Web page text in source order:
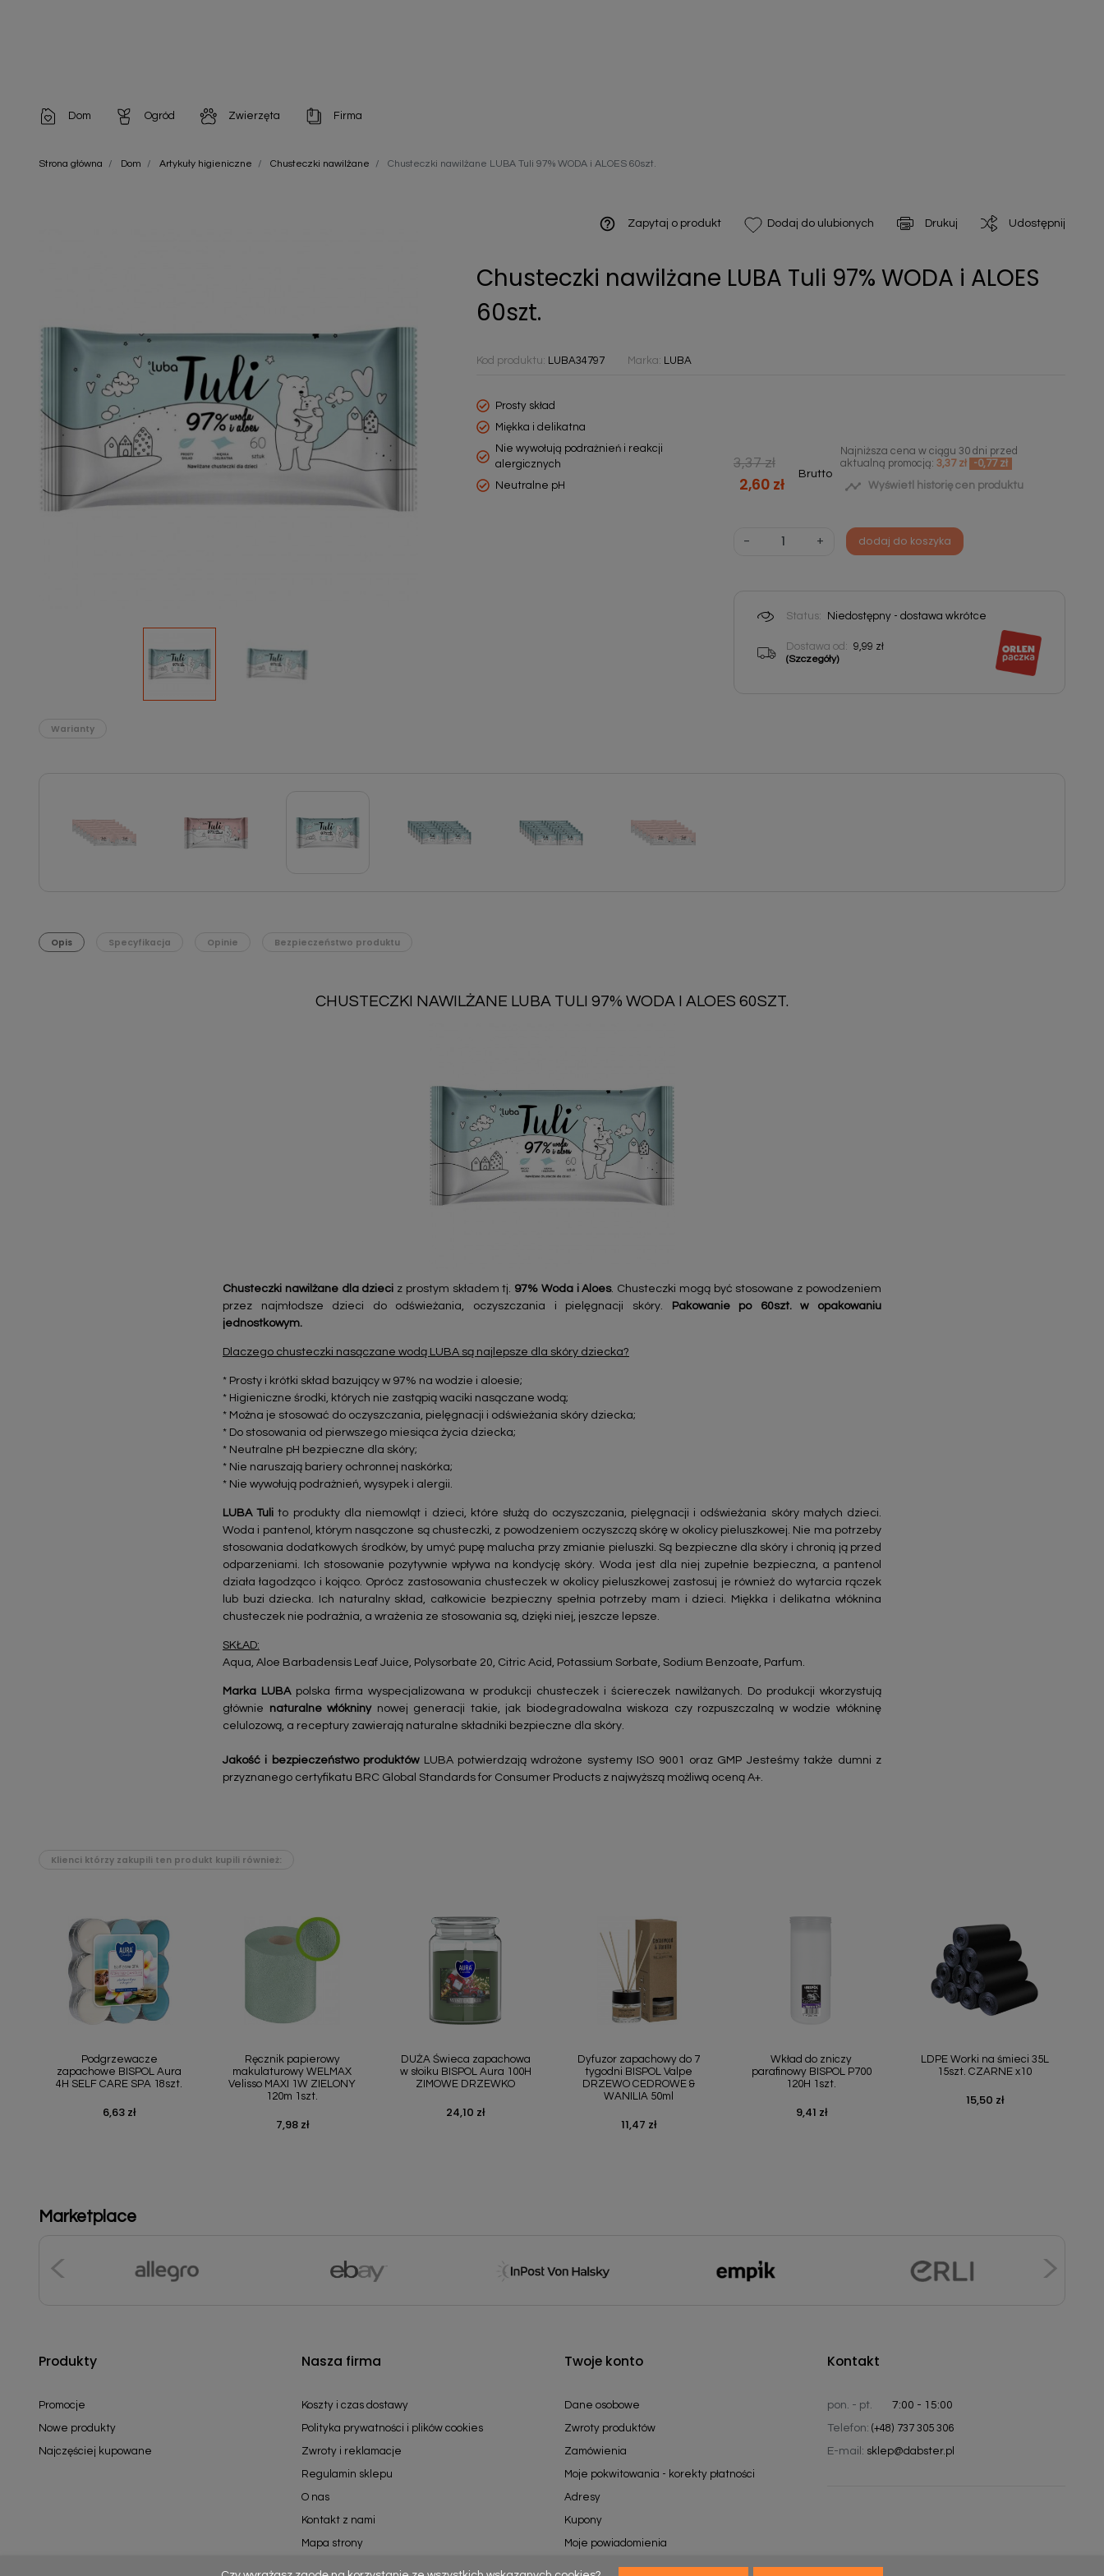
Dom
Artykuły dekoracyjne
Chemia gospodarcza
Zobacz wszystkie
Ogród
Chemia do architektury ogrodowej
Nasiona
Podłoża
Pozostałe
Środki ochrony roślin
Środki ochrony roślin dla profesjonalistów
Zwierzęta
Szampony i odżywki
Firma
Artykuły Higieniczne
Strona główna Dom Artykuły higieniczne Chusteczki nawilżane Chusteczki nawilżane LUBA Tuli 97% WODA i ALOES 60szt.
help_outline Zapytaj o produkt Dodaj do ulubionych Drukuj Udostępnij
Chusteczki nawilżane LUBA Tuli 97% WODA i ALOES
60szt.
Kod produktu: LUBA34797 Marka: LUBA
Prosty skład
Miękka i delikatna
Nie wywołują podrażnień i reakcji
alergicznych
Neutralne pH
3,37 zł
2,60 zł
Brutto
Najniższa cena w ciągu 30 dni przed
aktualną promocją:3,37 zł -0,77 zł
 Wyświetl historię cen produktu
- + dodaj do koszyka
Status: Niedostępny - dostawa wkrótce
Dostawa od: 9,99 zł
(Szczegóły)
Warianty
Opis Specyfikacja Opinie Bezpieczeństwo produktu
CHUSTECZKI NAWILŻANE LUBA TULI 97% WODA I ALOES 60SZT.
Chusteczki nawilżane dla dzieci z prostym składem tj. 97% Woda i Aloes. Chusteczki mogą być stosowane z powodzeniem
przez najmłodsze dzieci do odświeżania, oczyszczania i pielęgnacji skóry.
Pakowanie po 60szt. w opakowaniu
jednostkowym.
Dlaczego chusteczki nasączane wodą LUBA są najlepsze dla skóry dziecka?
* Prosty i krótki skład bazujący w 97% na wodzie i aloesie;
* Higieniczne środki, których nie zastąpią waciki nasączane wodą;
* Można je stosować do oczyszczania, pielęgnacji i odświeżania skóry dziecka;
* Do stosowania od pierwszego miesiąca życia dziecka;
* Neutralne pH bezpieczne dla skóry;
* Nie naruszają bariery ochronnej naskórka;
* Nie wywołują podrażnień, wysypek i alergii.
LUBA Tuli to produkty dla niemowląt i dzieci, które służą do oczyszczania, pielęgnacji i odświeżania skóry małych dzieci.
Woda i pantenol, którym nasączone są chusteczki, z powodzeniem oczyszczą skórę w okolicy pieluszkowej. Nie ma potrzeby
stosowania dodatkowych środków, by umyć pupę malucha przy zmianie pieluszki. Są bezpieczne dla skóry i chronią ją przed
odparzeniami. Ich stosowanie pozytywnie wpływa na kondycję skóry. Woda jest dla niej zupełnie bezpieczna, a pantenol
działa łagodząco i kojąco. Oprócz zastosowania chusteczek w okolicy pieluszkowej zastosuj je również do wytarcia rączek
lub buzi dziecka. Ich naturalny skład, całkowicie bezpieczny spełnia potrzeby mam i dzieci. Miękka i delikatna włóknina
chusteczek nie podrażnia, a wrażenia ze stosowania są, dzięki niej, jeszcze lepsze.
SKŁAD:
Aqua, Aloe Barbadensis Leaf Juice, Polysorbate 20, Citric Acid, Potassium Sorbate, Sodium Benzoate, Parfum.
Marka LUBApolska firma wyspecjalizowana w produkcji chusteczek i ściereczek nawilżanych. Do produkcji wkorzystują
głównie
naturalne włókninynowej generacji takie, jak biodegradowalna wiskoza czy rozpuszczalną w wodzie włókninę
celulozową, a receptury zawierają naturalne składniki bezpieczne dla skóry.
Jakość i bezpieczeństwo produktówLUBA potwierdzają wdrożone systemy ISO 9001 oraz GMP Jesteśmy także dumni z
przyznanego certyfikatu BRC Global Standards for Consumer Products z najwyższą możliwą oceną A+.
Klienci którzy zakupili ten produkt kupili również:
Podgrzewacze
zapachowe BISPOL Aura
4H SELF CARE SPA 18szt.
Cena
6,63 zł
Ręcznik papierowy
makulaturowy WELMAX
Velisso MAXI 1W ZIELONY
120m 1szt.
Cena
7,98 zł
DUŻA Świeca zapachowa
w słoiku BISPOL Aura 100H
ZIMOWE DRZEWKO
Cena
24,10 zł
Dyfuzor zapachowy do 7
tygodni BISPOL Valpe
DRZEWO CEDROWE &
WANILIA 50ml
Cena
11,47 zł
Wkład do zniczy
parafinowy BISPOL P700
120H 1szt.
Cena
9,41 zł
LDPE Worki na śmieci 35L
15szt. CZARNE x10
Cena
15,50 zł
Marketplace
Produkty
Promocje
Nowe produkty
Najczęściej kupowane
Nasza firma
Koszty i czas dostawy
Polityka prywatności i plików cookies
Zwroty i reklamacje
Regulamin sklepu
O nas
Kontakt z nami
Mapa strony
Twoje konto
Dane osobowe
Zwroty produktów
Zamówienia
Moje pokwitowania - korekty płatności
Adresy
Kupony
Moje powiadomienia
Kontakt
pon. - pt.
7:00 - 15:00
Telefon: (+48) 737 305 306
E-mail: sklep@dabster.pl